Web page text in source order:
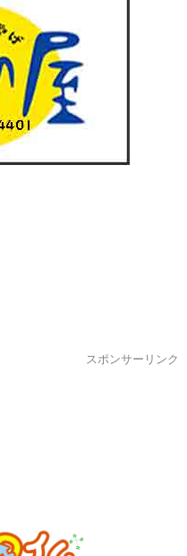
スポンサーリンク